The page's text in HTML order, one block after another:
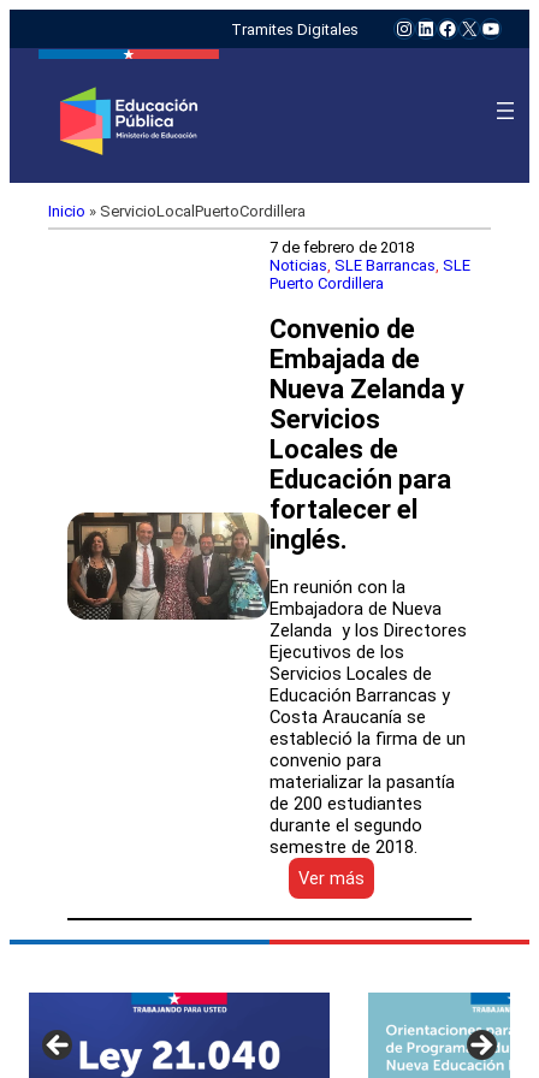
Tramites Digitales Instagram
LinkedIn
Facebook
X
Inicio » ServicioLocalPuertoCordillera
7 de febrero de 2018
Noticias SLE Barrancas SLE
Puerto Cordillera
Convenio de
Embajada de
Nueva Zelanda y
Servicios
Locales de
Educación para
fortalecer el
inglés.
En reunión con la
Embajadora de Nueva
Zelanda y los Directores
Ejecutivos de los
Servicios Locales de
Educación Barrancas y
Costa Araucanía se
estableció la firma de un
convenio para
materializar la pasantía
de 200 estudiantes
durante el segundo
semestre de 2018.
Ver más
Convenio
de
Embajada
Servicios
Locales